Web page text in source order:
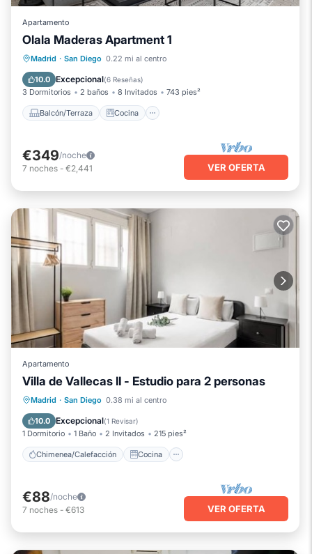
Apartamento
Olala Maderas Apartment 1
Madrid · San Diego 0.22 mi al centro
10.0 Excepcional(6 Reseñas)
3 Dormitorios 2 baños 8 Invitados 743 pies²
Balcón/Terraza Cocina
Balcón/Terraza
Cocina
Aire acondicionado
€349/noche
7 noches - €2,441 VER OFERTA
Apartamento
Villa de Vallecas II - Estudio para 2 personas
Madrid · San Diego 0.38 mi al centro
10.0 Excepcional(1 Revisar)
1 Dormitorio 1 Baño 2 Invitados 215 pies²
Chimenea/Calefacción Cocina
Chimenea/Calefacción
Internet
Apto para niños
€88/noche
7 noches - €613 VER OFERTA